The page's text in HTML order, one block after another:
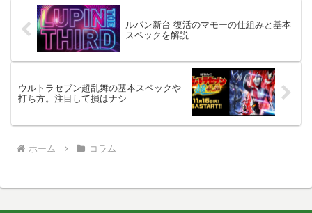
ルパン新台 復活のマモーの仕組みと基本
スペックを解説
ウルトラセブン超乱舞の基本スペックや
打ち方。注目して損はナシ
ホーム コラム